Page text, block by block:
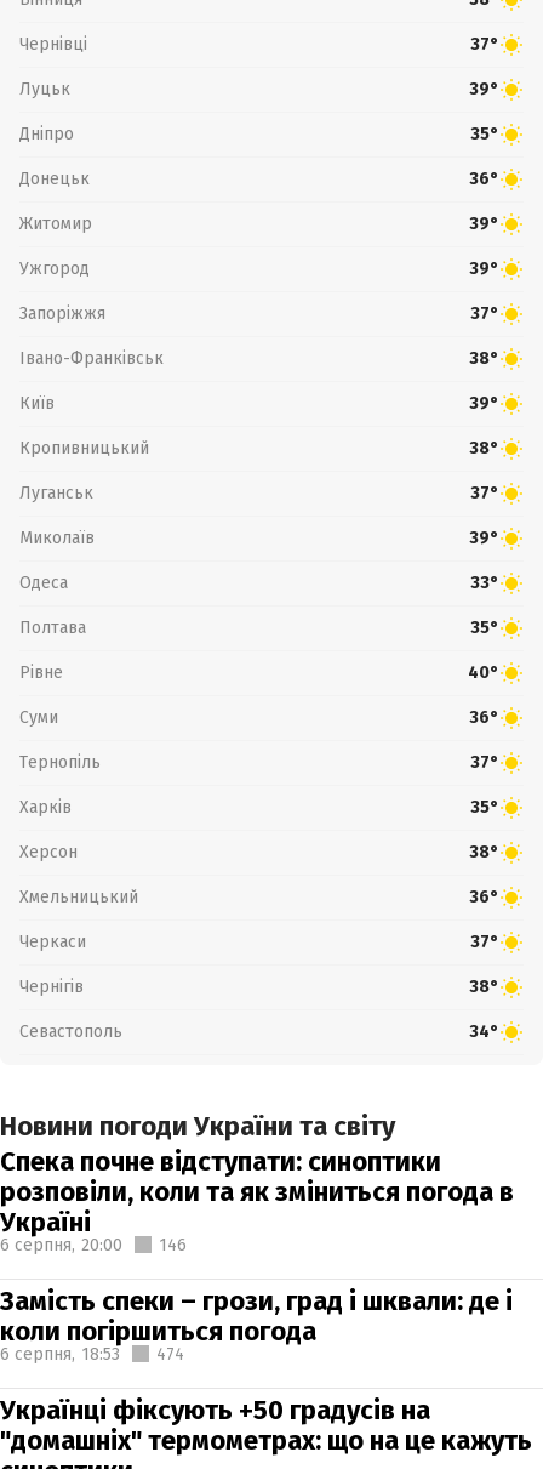
Чернівці 37°
Луцьк 39°
Дніпро 35°
Донецьк 36°
Житомир 39°
Ужгород 39°
Запоріжжя 37°
Івано-Франківськ 38°
Київ 39°
Кропивницький 38°
Луганськ 37°
Миколаїв 39°
Одеса 33°
Полтава 35°
Рівне 40°
Суми 36°
Тернопіль 37°
Харків 35°
Херсон 38°
Хмельницький 36°
Черкаси 37°
Чернігів 38°
Севастополь 34°
Новини погоди України та світу
Спека почне відступати: синоптики
розповіли, коли та як зміниться погода в
Україні
6 серпня, 20:00 146
Замість спеки – грози, град і шквали: де і
коли погіршиться погода
6 серпня, 18:53 474
Українці фіксують +50 градусів на
"домашніх" термометрах: що на це кажуть